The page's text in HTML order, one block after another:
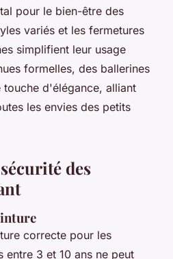
pour le bien-être des
variés et les fermetures
simplifient leur usage
formelles, des ballerines
d'élégance, alliant
les envies des petits
des
correcte pour les
entre 3 et 10 ans ne peut